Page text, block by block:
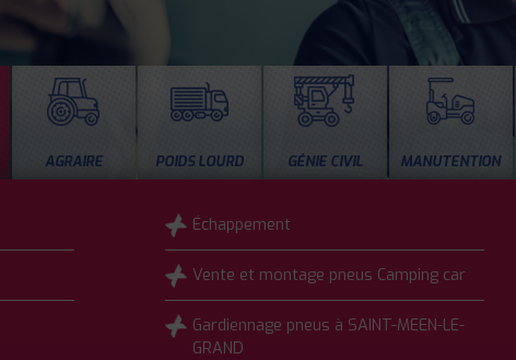
AGRAIRE POIDS LOURD GÉNIE CIVIL MANUTENTION
Échappement
Vente et montage pneus Camping car
Gardiennage pneus à SAINT-MEEN-LE-
GRAND